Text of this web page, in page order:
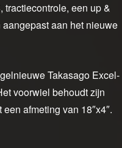
een up &
aan het nieuwe
Takasago Excel-
voorwiel behoudt zijn
afmeting van 18″x4″.